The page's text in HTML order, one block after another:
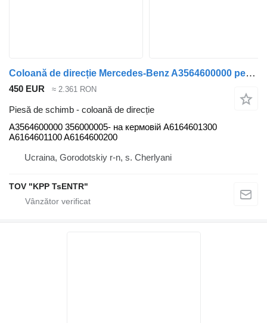
Coloană de direcție Mercedes-Benz A3564600000 pentru autobuz Mercedes-Benz Travego,Tourismo O350, O 403
450 EUR ≈ 2.361 RON
Piesă de schimb - coloană de direcție
A3564600000 356000005- на кермовій A6164601300
A6164601100 A6164600200
Ucraina, Gorodotskiy r-n, s. Cherlyani
TOV "KPP TsENTR"